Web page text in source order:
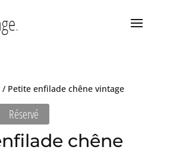
/ Petite enfilade chêne vintage
Réservé
chêne